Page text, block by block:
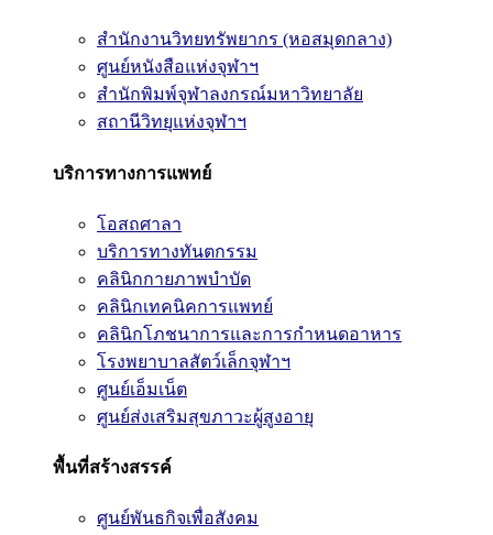
สำนักงานวิทยทรัพยากร (หอสมุดกลาง)
ศูนย์หนังสือแห่งจุฬาฯ
สำนักพิมพ์จุฬาลงกรณ์มหาวิทยาลัย
สถานีวิทยุแห่งจุฬาฯ
บริการทางการแพทย์
โอสถศาลา
บริการทางทันตกรรม
คลินิกกายภาพบำบัด
คลินิกเทคนิคการแพทย์
คลินิกโภชนาการและการกำหนดอาหาร
โรงพยาบาลสัตว์เล็กจุฬาฯ
ศูนย์เอ็มเน็ต
ศูนย์ส่งเสริมสุขภาวะผู้สูงอายุ
พื้นที่สร้างสรรค์
ศูนย์พันธกิจเพื่อสังคม